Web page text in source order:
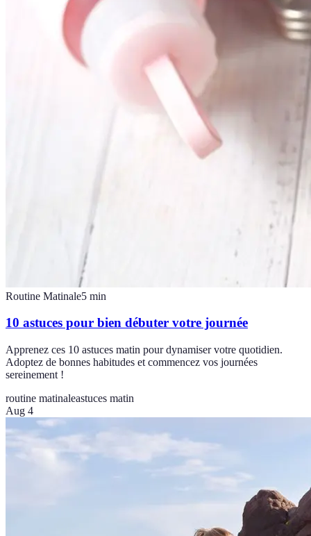
Routine Matinale5 min
10 astuces pour bien débuter votre journée
Apprenez ces 10 astuces matin pour dynamiser votre quotidien.
Adoptez de bonnes habitudes et commencez vos journées
sereinement !
routine matinaleastuces matin
Aug 4